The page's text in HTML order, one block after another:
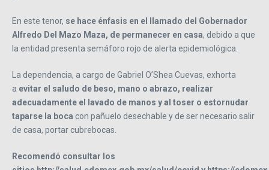
En este tenor, se hace énfasis en el llamado del Gobernador
Alfredo Del Mazo Maza, de permanecer en casa, debido a que
la entidad presenta semáforo rojo de alerta epidemiológica.
La dependencia, a cargo de Gabriel O’Shea Cuevas, exhorta
a evitar el saludo de beso, mano o abrazo, realizar
adecuadamente el lavado de manos y al toser o estornudar
taparse la boca con pañuelo desechable y de ser necesario salir
de casa, portar cubrebocas.
Recomendó consultar los